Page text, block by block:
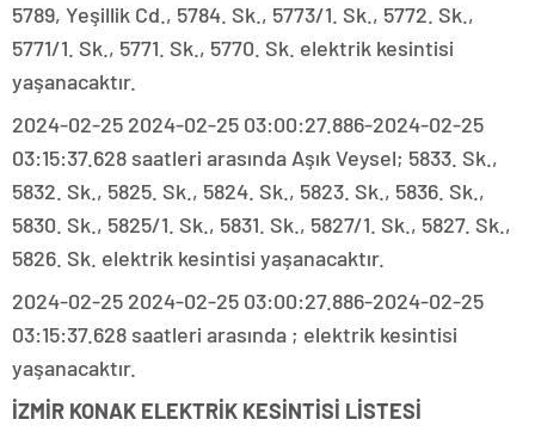
5789, Yeşillik Cd., 5784. Sk., 5773/1. Sk., 5772. Sk.,
5771/1. Sk., 5771. Sk., 5770. Sk. elektrik kesintisi
yaşanacaktır.
2024-02-25 2024-02-25 03:00:27.886-2024-02-25
03:15:37.628 saatleri arasında Aşık Veysel; 5833. Sk.,
5832. Sk., 5825. Sk., 5824. Sk., 5823. Sk., 5836. Sk.,
5830. Sk., 5825/1. Sk., 5831. Sk., 5827/1. Sk., 5827. Sk.,
5826. Sk. elektrik kesintisi yaşanacaktır.
2024-02-25 2024-02-25 03:00:27.886-2024-02-25
03:15:37.628 saatleri arasında ; elektrik kesintisi
yaşanacaktır.
İZMİR KONAK ELEKTRİK KESİNTİSİ LİSTESİ